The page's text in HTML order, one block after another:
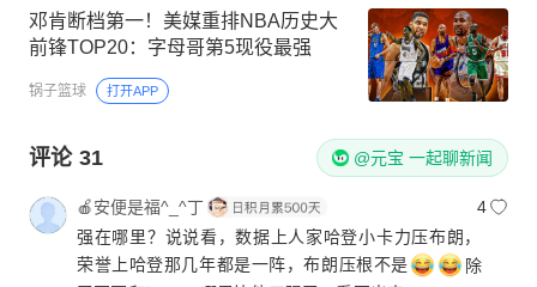
邓肯断档第一！美媒重排NBA历史大
前锋TOP20：字母哥第5现役最强
锅子篮球 打开APP
评论 31 @元宝 一起聊新闻
🍎安便是福^_^丁
4
强在哪里？说说看，数据上人家哈登小卡力压布朗，
荣誉上哈登那几年都是一阵，布朗压根不是
除